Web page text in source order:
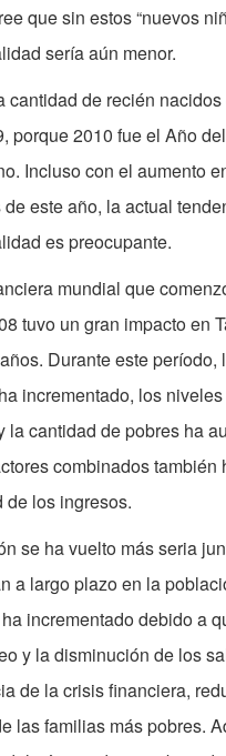
que sin estos “nuevos
sería aún menor.
cantidad de recién
porque 2010 fue el Año
Incluso con el aumento
este año, la actual
es preocupante.
mundial que
tuvo un gran impacto en
Durante este período,
incrementado, los
la cantidad de pobres ha
combinados también
los ingresos.
se ha vuelto más seria
a largo plazo en la
incrementado debido a
y la disminución de los
de la crisis financiera,
las familias más pobres.